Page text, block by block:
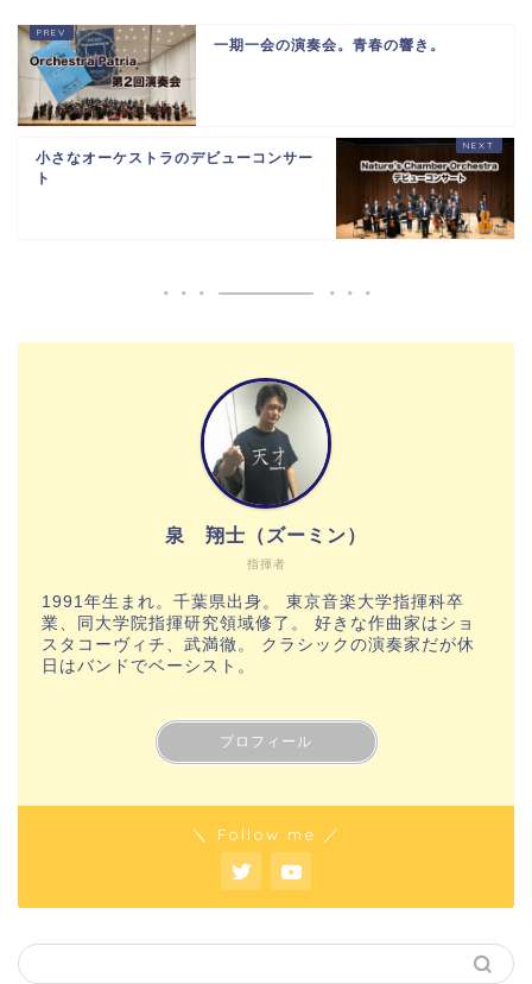
一期一会の演奏会。青春の響き。
小さなオーケストラのデビューコンサー
ト
指揮者
泉 翔士（ズーミン）
1991年生まれ。千葉県出身。 東京音楽大学指揮科卒
業、同大学院指揮研究領域修了。 好きな作曲家はショ
スタコーヴィチ、武満徹。 クラシックの演奏家だが休
日はバンドでベーシスト。
プロフィール
＼ Follow me ／